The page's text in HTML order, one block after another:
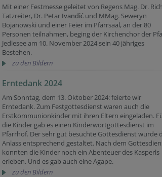
Mit einer Festmesse geleitet von Regens Mag. Dr.
Tatzreiter, Dr. Petar Ivandić und MMag. Seweryn
Bojanowski und einer Feier im Pfarrsaal, an der 80
Personen teilnahmen, beging der Kirchenchor der
Jedlesee am 10. November 2024 sein 40 jähriges
Bestehen.
zu den Bildern
Erntedank 2024
Am Sonntag, dem 13. Oktober 2024: feierte wir
Erntedank. Zum Festgottesdienst waren auch die
Erstkommunionkinder mit ihren Eltern eingeladen.
die Kinder gab es einen Kinderwortgottesdienst im
Pfarrhof. Der sehr gut besuchte Gottesdienst wurde
Anlass entsprechend gestaltet. Nach dem
konnten die Kinder noch ein Abenteuer des Kasperls
erleben. Und es gab auch eine Agape.
zu den Bildern